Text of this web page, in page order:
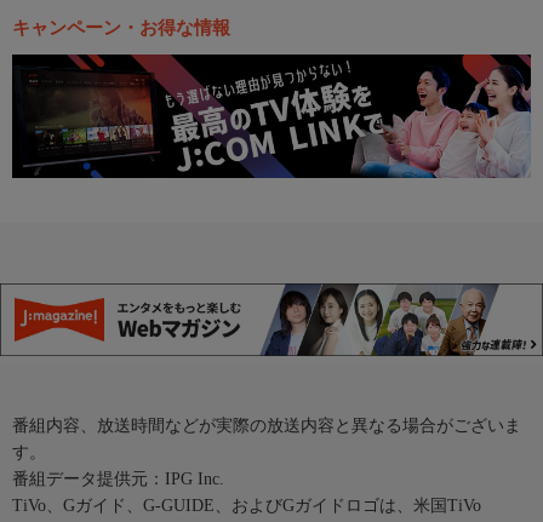
キャンペーン・お得な情報
番組内容、放送時間などが実際の放送内容と異なる場合がございま
す。
番組データ提供元：IPG Inc.
TiVo、Gガイド、G-GUIDE、およびGガイドロゴは、米国TiVo